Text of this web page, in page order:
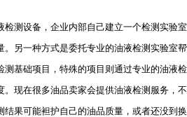
设备，企业内部自己建立一个检测实验
另一种方式是委托专业的油液检测实验室
基础项目，特殊的项目则通过专业的油液检
在很多油品卖家会提供油液检测服务，
果可能袒护自己的油品质量，或者还没到